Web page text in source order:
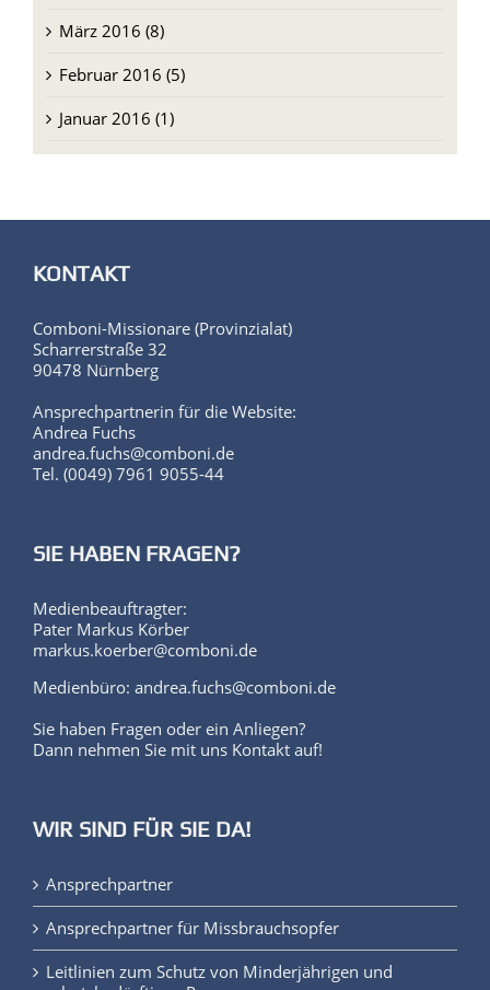
März 2016 (8)
Februar 2016 (5)
Januar 2016 (1)
KONTAKT
Comboni-Missionare (Provinzialat)
Scharrerstraße 32
90478 Nürnberg
Ansprechpartnerin für die Website:
Andrea Fuchs
andrea.fuchs@comboni.de
Tel. (0049) 7961 9055-44
SIE HABEN FRAGEN?
Medienbeauftragter:
Pater Markus Körber
markus.koerber@comboni.de
Medienbüro: andrea.fuchs@comboni.de
Sie haben Fragen oder ein Anliegen?
Dann nehmen Sie mit uns Kontakt auf!
WIR SIND FÜR SIE DA!
Ansprechpartner
Ansprechpartner für Missbrauchsopfer
Leitlinien zum Schutz von Minderjährigen und